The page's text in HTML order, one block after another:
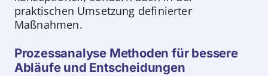
praktischen Umsetzung definierter
Maßnahmen.
Prozessanalyse Methoden für bessere
Abläufe und Entscheidungen